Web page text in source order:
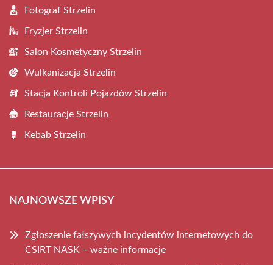
Fotograf Strzelin
Fryzjer Strzelin
Salon Kosmetyczny Strzelin
Wulkanizacja Strzelin
Stacja Kontroli Pojazdów Strzelin
Restauracje Strzelin
Kebab Strzelin
NAJNOWSZE WPISY
Zgłoszenie fałszywych incydentów internetowych do
CSIRT NASK – ważne informacje